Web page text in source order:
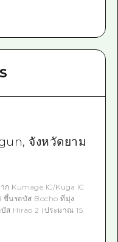
จังหวัดยาม
ก Kumage IC/Kuga IC
ขึ้นรถบัส Bocho ที่มุ่ง
ส Hirao 2 (ประมาณ 15